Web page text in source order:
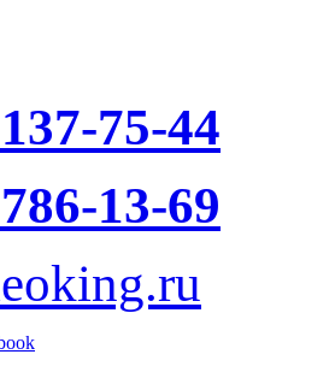
75-44
13-69